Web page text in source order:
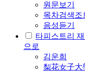
원문보기
목차검색조
음성듣기
타피스트리
으로
김운희
梨花女子大